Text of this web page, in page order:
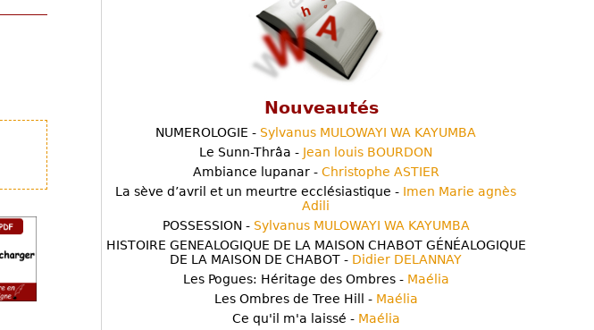
Nouveautés
NUMEROLOGIE - Sylvanus MULOWAYI WA KAYUMBA
Le Sunn-Thrâa - Jean louis BOURDON
Ambiance lupanar - Christophe ASTIER
La sève d’avril et un meurtre ecclésiastique - Imen Marie agnès
Adili
POSSESSION - Sylvanus MULOWAYI WA KAYUMBA
HISTOIRE GENEALOGIQUE DE LA MAISON CHABOT GÉNÉALOGIQUE
DE LA MAISON DE CHABOT - Didier DELANNAY
Les Pogues: Héritage des Ombres - Maélia
Les Ombres de Tree Hill - Maélia
Ce qu'il m'a laissé - Maélia